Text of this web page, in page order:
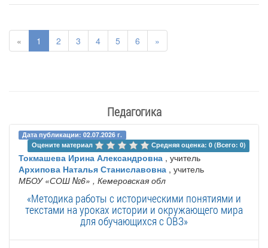
« 1 2 3 4 5 6 »
Педагогика
Дата публикации: 02.07.2026 г.
Оцените материал
Средняя оценка: 0 (Всего: 0)
Токмашева Ирина Александровна , учитель
Архипова Наталья Станиславовна , учитель
МБОУ «СОШ №6» , Кемеровская обл
«Методика работы с историческими понятиями и
текстами на уроках истории и окружающего мира
для обучающихся с ОВЗ»